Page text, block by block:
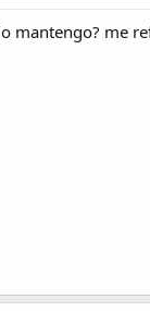
mantengo? me